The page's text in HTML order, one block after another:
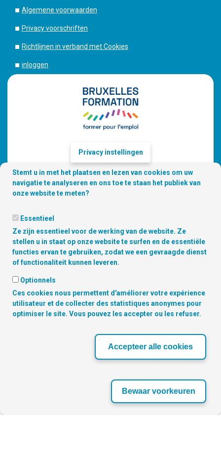
Algemene voorwaarden
Privacy voorschriften
Richtlijnen in verband met Cookies
inloggen
Copyright © 2026 Digitalcity.brussels | Vind ons terug op de sociale
media :
ONZE PARTNERS
Privacy instellingen
Stemt u in met het plaatsen en lezen van cookies om uw
navigatie te analyseren en ons toe te staan het publiek van
onze website te meten?
Essentieel
Ze zijn essentieel voor de werking van de website. Ze
stellen u in staat op onze website te surfen en de essentiële
functies ervan te gebruiken, zodat we een gevraagde dienst
of functionaliteit kunnen leveren.
Optionnels
Ces cookies nous permettent d'améliorer votre expérience
utilisateur et de collecter des statistiques anonymes pour
optimiser le site. Vous pouvez les accepter ou les refuser.
Accepteer alle cookies
Bewaar voorkeuren